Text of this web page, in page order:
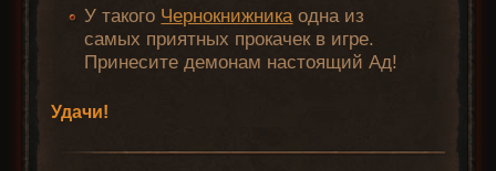
У такого Чернокнижникаодна из
самых приятных прокачек в игре.
Принесите демонам настоящий Ад!
Удачи!